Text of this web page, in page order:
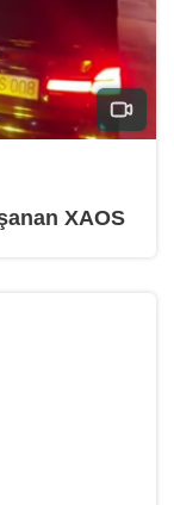
XAOS